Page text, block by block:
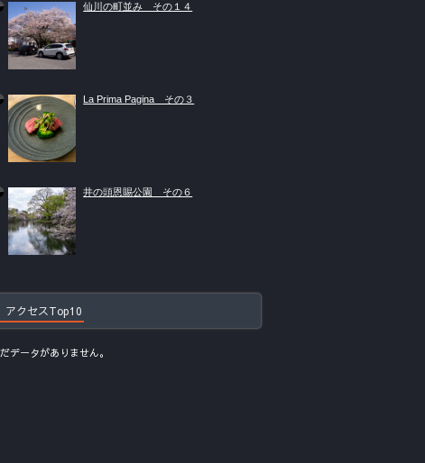
仙川の町並み その１４
La Prima Pagina その３
井の頭恩賜公園 その６
アクセスTop10
データがありません。